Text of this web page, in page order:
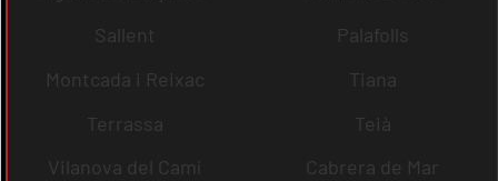
Sallent
Palafolls
Montcada i Reixac
Tiana
Terrassa
Teià
Vilanova del Camí
Cabrera de Mar